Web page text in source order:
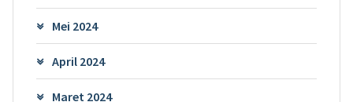
Mei 2024
April 2024
Maret 2024